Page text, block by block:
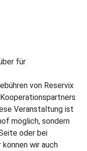
für
von Reservix
Veranstaltung ist
möglich, sondern
oder bei
wir auch